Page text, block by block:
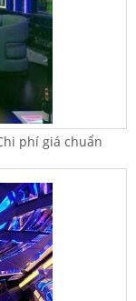
phí giá chuẩn